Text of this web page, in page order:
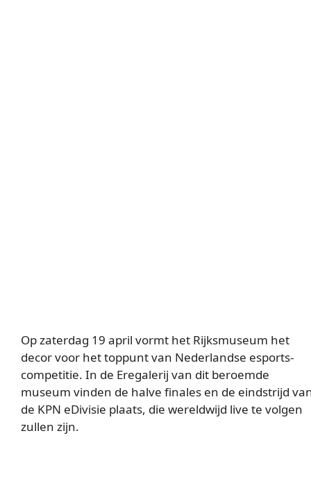
Op zaterdag 19 april vormt het Rijksmuseum het
decor voor het toppunt van Nederlandse esports-
competitie. In de Eregalerij van dit beroemde
museum vinden de halve finales en de eindstrijd
de KPN eDivisie plaats, die wereldwijd live te volgen
zullen zijn.